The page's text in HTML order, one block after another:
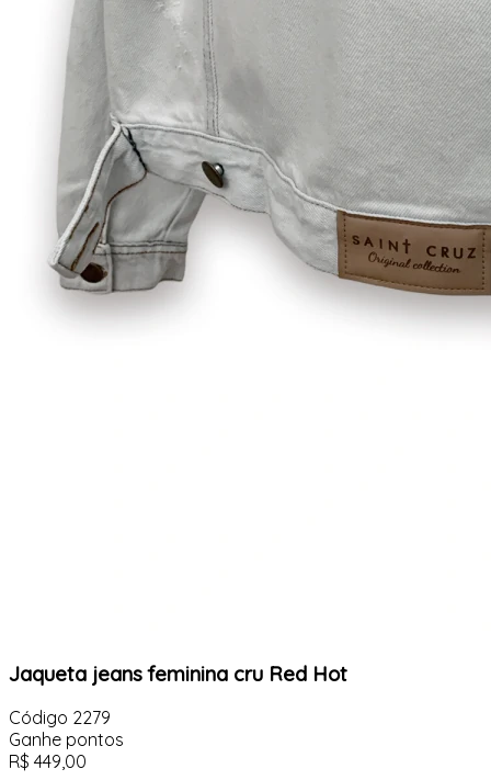
Jaqueta jeans feminina cru Red Hot
Código 2279
Ganhe pontos
R$ 449,00